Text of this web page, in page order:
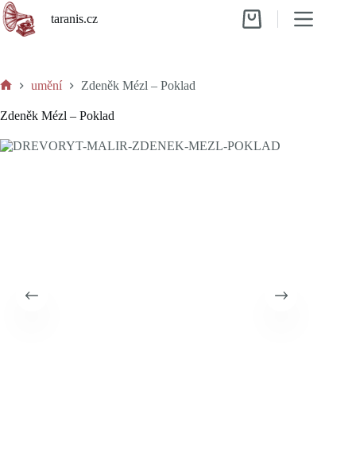
Skip
to
content
taranis.cz
Shopping
umění Zdeněk Mézl – Poklad
Zdeněk Mézl – Poklad